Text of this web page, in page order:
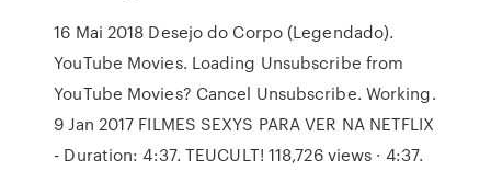
16 Mai 2018 Desejo do Corpo (Legendado).
YouTube Movies. Loading Unsubscribe from
YouTube Movies? Cancel Unsubscribe. Working.
9 Jan 2017 FILMES SEXYS PARA VER NA NETFLIX
- Duration: 4:37. TEUCULT! 118,726 views · 4:37.